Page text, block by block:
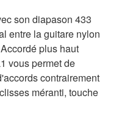
son diapason 433
entre la guitare nylon
plus haut
vous permet de
contrairement
méranti, touche